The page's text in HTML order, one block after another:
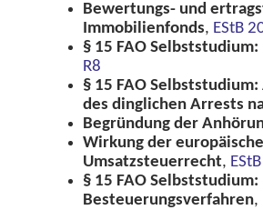
Bewertungs- und
Immobilienfonds, EStB
§ 15 FAO
R8
§ 15 FAO
des dinglichen Arrests
Begründung der
Wirkung der
Umsatzsteuerrecht,
§ 15 FAO
Besteuerungsverfahren,